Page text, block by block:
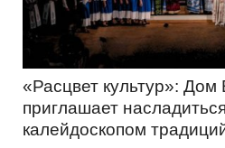
«Расцвет культур»: Дом
приглашает
калейдоскопом